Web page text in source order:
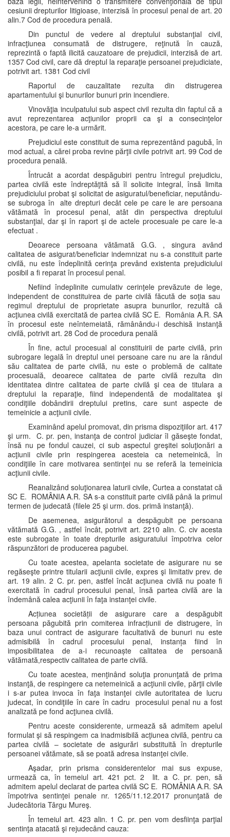
cesiunii drepturilor litigioase, interzisă în procesul penal de art. 20
alin.7 Cod de procedura penală.
Din punctul de vedere al dreptului substanţial civil,
infracţiunea consumată de distrugere, reţinută în cauză,
reprezintă o faptă ilicită cauzatoare de prejudicii, interzisă de art.
1357 Cod civil, care dă dreptul la reparaţie persoanei prejudiciate,
potrivit art. 1381 Cod civil
Raportul de cauzalitate rezulta din distrugerea
apartamentului şi bunurilor bunuri prin incendiere.
Vinovăţia inculpatului sub aspect civil rezulta din faptul că a
avut reprezentarea acţiunilor proprii ca şi a consecinţelor
acestora, pe care le-a urmărit.
Prejudiciul este constituit de suma reprezentând pagubă, în
mod actual, a cărei proba revine părţii civile potrivit art. 99 Cod de
procedura penală.
Întrucât a acordat despăgubiri pentru întregul prejudiciu,
partea civilă este îndreptăţită să îl solicite integral, însă limita
prejudiciului probat şi solicitat de asiguratul/beneficiar, neputându-
se subroga în alte drepturi decât cele pe care le are persoana
vătămată în procesul penal, atât din perspectiva dreptului
substanţial, dar şi în raport şi de actele procesuale pe care le-a
efectuat .
Deoarece persoana vătămată G.G. , singura având
calitatea de asigurat/beneficiar indemnizat nu s-a constituit parte
civilă, nu este îndeplinită cerinţa prevând existenta prejudiciului
posibil a fi reparat în procesul penal.
Nefiind îndeplinite cumulativ cerinţele prevăzute de lege,
independent de constituirea de parte civilă făcută de soţia sau
regimul dreptului de proprietate asupra bunurilor, rezultă că
acţiunea civilă exercitată de partea civilă SC E. România A.R. SA
în procesul este neîntemeiată, rămânându-i deschisă instanţă
civilă, potrivit art. 28 Cod de procedura penală
În fine, actul procesual al constituirii de parte civilă, prin
subrogare legală în dreptul unei persoane care nu are la rândul
său calitatea de parte civilă, nu este o problemă de calitate
procesuală, deoarece calitatea de parte civilă rezulta din
identitatea dintre calitatea de parte civilă şi cea de titulara a
dreptului la reparaţie, fiind independentă de modalitatea şi
condiţiile dobândirii dreptului pretins, care sunt aspecte de
temeinicie a acţiunii civile.
Examinând apelul promovat, din prisma dispoziţiilor art. 417
şi urm. C. pr. pen, instanţa de control judiciar îl găseşte fondat,
însă nu pe fondul cauzei, ci sub aspectul greşitei soluţionări a
acţiunii civile prin respingerea acesteia ca netemeinică, în
condiţiile în care motivarea sentinţei nu se referă la temeinicia
acţiunii civile.
Reanalizând soluţionarea laturii civile, Curtea a constatat că
SC E. ROMÂNIA A.R. SA s-a constituit parte civilă până la primul
termen de judecată (filele 25 şi urm. dos. primă instanţă).
De asemenea, asigurătorul a despăgubit pe persoana
vătămată G.G. , astfel încât, potrivit art. 2210 alin. C. civ acesta
este subrogate în toate drepturile asiguratului împotriva celor
răspunzători de producerea pagubei.
Cu toate acestea, apelanta societate de asigurare nu se
regăseşte printre titularii acţiunii civile, expres şi limitativ prev. de
art. 19 alin. 2 C. pr. pen, astfel încât acţiunea civilă nu poate fi
exercitată în cadrul procesului penal, însă partea civilă are la
îndemână calea acţiunii în faţa instanţei civile.
Acțiunea societății de asigurare care a despăgubit
persoana păgubită prin comiterea infracțiunii de distrugere, în
baza unui contract de asigurare facultativă de bunuri nu este
admisibilă în cadrul procesului penal, instanța fiind în
imposibilitatea de a-i recunoaște calitatea de persoană
vătămată,respectiv calitatea de parte civilă.
Cu toate acestea, menţinând soluţia pronunţată de prima
instanţă, de respingere ca netemeinică a acţiunii civile, părţii civile
i s-ar putea invoca în faţa instanţei civile autoritatea de lucru
judecat, în condiţiile în care în cadru procesului penal nu a fost
analizată pe fond acţiunea civilă.
Pentru aceste considerente, urmează să admitem apelul
formulat şi să respingem ca inadmisibilă acţiunea civilă, pentru ca
partea civilă – societate de asigurări substituită în drepturile
persoanei vătămate, să se poată adresa instanţei civile.
Aşadar, prin prisma considerentelor mai sus expuse,
urmează ca, în temeiul art. 421 pct. 2 lit. a C. pr. pen, să
admitem apelul declarat de partea civilă SC E. ROMÂNIA A.R. SA
împotriva sentinţei penale nr. 1265/11.12.2017 pronunţată de
Judecătoria Târgu Mureş.
În temeiul art. 423 alin. 1 C. pr. pen vom desfiinţa parţial
sentinţa atacată şi rejudecând cauza: